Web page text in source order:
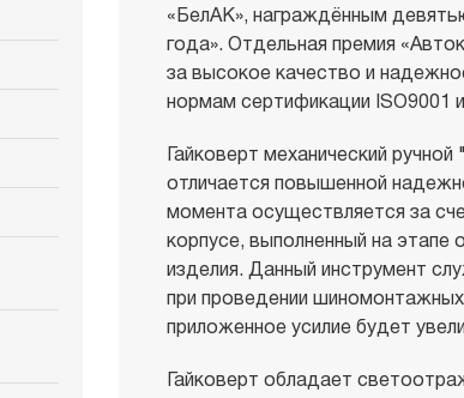
«БелАК», награждённым
года». Отдельная премия
за высокое качество и
нормам сертификации ISO9001
Гайковерт механический
отличается повышенной
момента осуществляется за
корпусе, выполненный на этапе
изделия. Данный инструмент
при проведении
приложенное усилие будет
Гайковерт обладает